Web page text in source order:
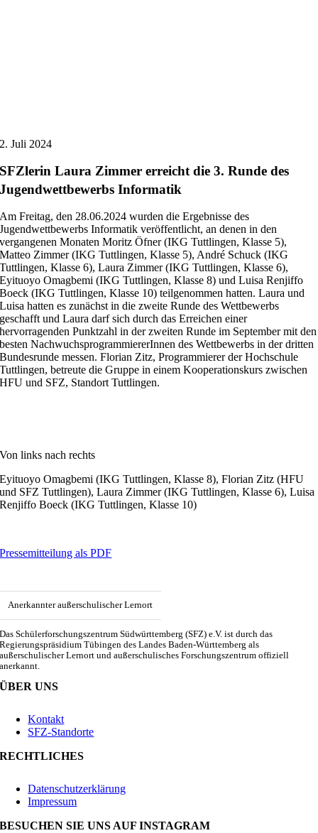
2. Juli 2024
SFZlerin Laura Zimmer erreicht die 3. Runde des
Jugendwettbewerbs Informatik
Am Freitag, den 28.06.2024 wurden die Ergebnisse des
Jugendwettbewerbs Informatik veröffentlicht, an denen in den
vergangenen Monaten Moritz Öfner (IKG Tuttlingen, Klasse 5),
Matteo Zimmer (IKG Tuttlingen, Klasse 5), André Schuck (IKG
Tuttlingen, Klasse 6), Laura Zimmer (IKG Tuttlingen, Klasse 6),
Eyituoyo Omagbemi (IKG Tuttlingen, Klasse 8) und Luisa Renjiffo
Boeck (IKG Tuttlingen, Klasse 10) teilgenommen hatten. Laura und
Luisa hatten es zunächst in die zweite Runde des Wettbewerbs
geschafft und Laura darf sich durch das Erreichen einer
hervorragenden Punktzahl in der zweiten Runde im September mit den
besten NachwuchsprogrammiererInnen des Wettbewerbs in der dritten
Bundesrunde messen. Florian Zitz, Programmierer der Hochschule
Tuttlingen, betreute die Gruppe in einem Kooperationskurs zwischen
HFU und SFZ, Standort Tuttlingen.
Von links nach rechts
Eyituoyo Omagbemi (IKG Tuttlingen, Klasse 8), Florian Zitz (HFU
und SFZ Tuttlingen), Laura Zimmer (IKG Tuttlingen, Klasse 6), Luisa
Renjiffo Boeck (IKG Tuttlingen, Klasse 10)
Pressemitteilung als PDF
Anerkannter außerschulischer Lernort
Das Schülerforschungszentrum Südwürttemberg (SFZ) e.V. ist durch das
Regierungspräsidium Tübingen des Landes Baden-Württemberg als
außerschulischer Lernort und außerschulisches Forschungszentrum offiziell
anerkannt.
ÜBER UNS
Kontakt
SFZ-Standorte
RECHTLICHES
Datenschutzerklärung
Impressum
BESUCHEN SIE UNS AUF INSTAGRAM